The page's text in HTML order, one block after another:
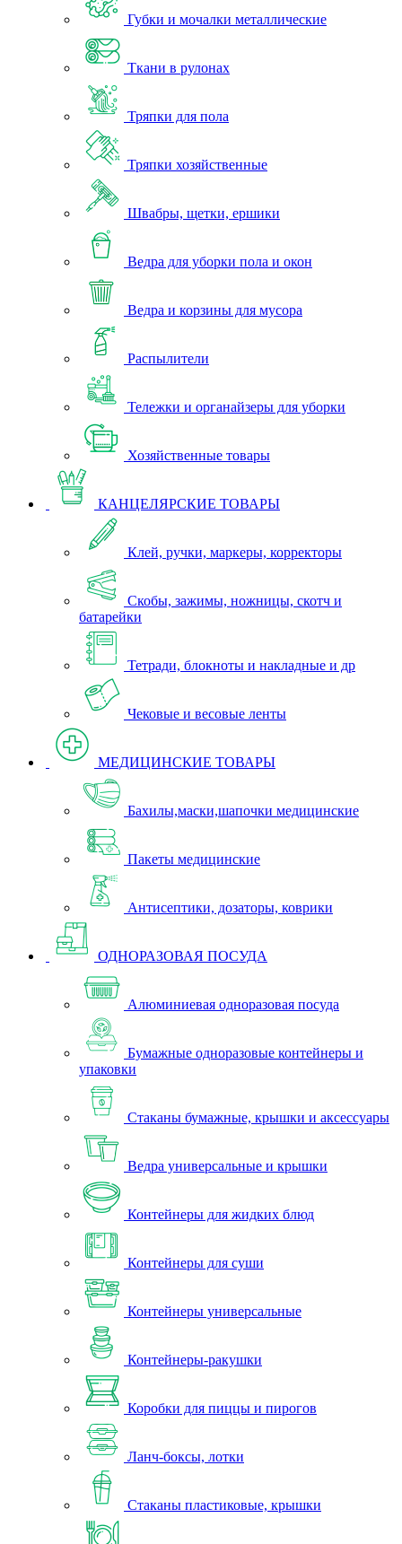
Губки и мочалки металлические
Ткани в рулонах
Тряпки для пола
Тряпки хозяйственные
Швабры, щетки, ершики
Ведра для уборки пола и окон
Ведра и корзины для мусора
Распылители
Тележки и органайзеры для уборки
Хозяйственные товары
КАНЦЕЛЯРСКИЕ ТОВАРЫ
Клей, ручки, маркеры, корректоры
Скобы, зажимы, ножницы, скотч и
батарейки
Тетради, блокноты и накладные и др
Чековые и весовые ленты
МЕДИЦИНСКИЕ ТОВАРЫ
Бахилы,маски,шапочки медицинские
Пакеты медицинские
Антисептики, дозаторы, коврики
ОДНОРАЗОВАЯ ПОСУДА
Алюминиевая одноразовая посуда
Бумажные одноразовые контейнеры и
упаковки
Стаканы бумажные, крышки и аксессуары
Ведра универсальные и крышки
Контейнеры для жидких блюд
Контейнеры для суши
Контейнеры универсальные
Контейнеры-ракушки
Коробки для пиццы и пирогов
Ланч-боксы, лотки
Стаканы пластиковые, крышки